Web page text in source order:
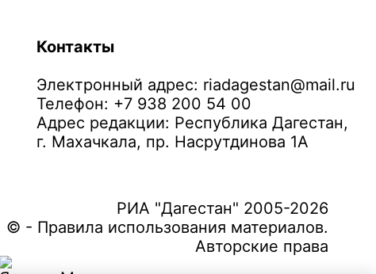
Контакты
Электронный адрес: riadagestan@mail.ru
Телефон: +7 938 200 54 00
Адрес редакции: Республика Дагестан,
г. Махачкала, пр. Насрутдинова 1А
РИА "Дагестан" 2005-2026
© - Правила использования материалов.
Авторские права